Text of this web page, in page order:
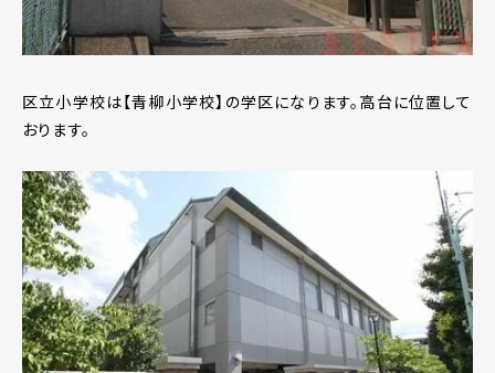
区立小学校は【青柳小学校】の学区になります。高台に位置して
おります。